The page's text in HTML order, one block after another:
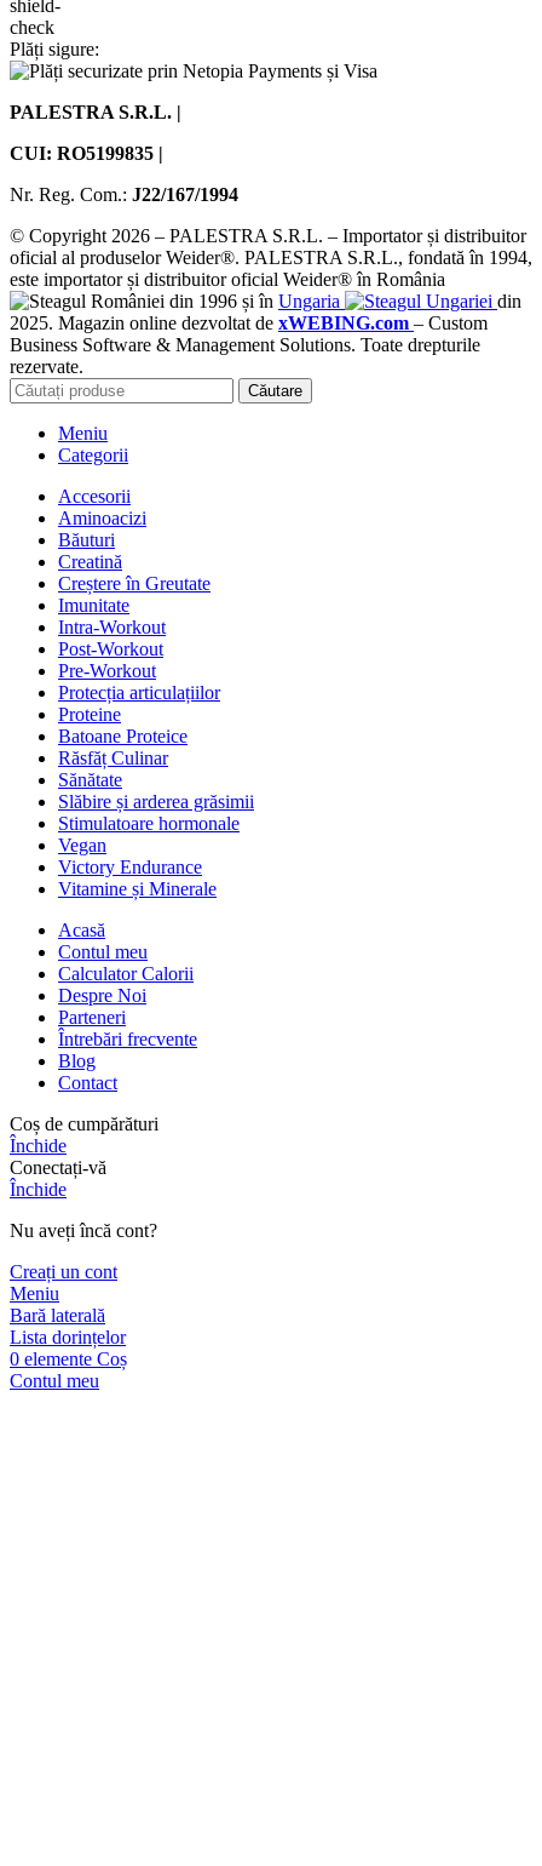
Plăți sigure:
PALESTRA S.R.L. |
CUI: RO5199835 |
Nr. Reg. Com.: J22/167/1994
© Copyright 2026 – PALESTRA S.R.L. – Importator și distribuitor
oficial al produselor Weider®. PALESTRA S.R.L., fondată în 1994,
este importator și distribuitor oficial Weider® în România
din 1996 și în Ungaria
din
2025. Magazin online dezvoltat de xWEBING.com – Custom
Business Software & Management Solutions. Toate drepturile
rezervate.
Căutare
Meniu
Categorii
Accesorii
Aminoacizi
Băuturi
Creatină
Creștere în Greutate
Imunitate
Intra-Workout
Post-Workout
Pre-Workout
Protecția articulațiilor
Proteine
Batoane Proteice
Răsfăț Culinar
Sănătate
Slăbire și arderea grăsimii
Stimulatoare hormonale
Vegan
Victory Endurance
Vitamine și Minerale
Acasă
Contul meu
Calculator Calorii
Despre Noi
Parteneri
Întrebări frecvente
Blog
Contact
Coș de cumpărături
Închide
Conectați-vă
Închide
Nu aveți încă cont?
Creați un cont
Meniu
Bară laterală
Lista dorințelor
0 elemente Coș
Contul meu